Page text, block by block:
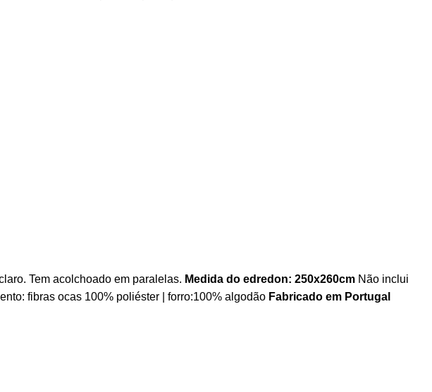
Tem acolchoado em paralelas. Medida do edredon: 250x260cm Não inclui
fibras ocas 100% poliéster | forro:100% algodão Fabricado em Portugal